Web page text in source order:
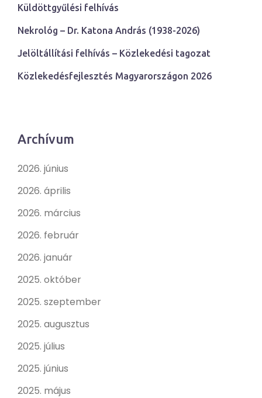
Küldöttgyűlési felhívás
Nekrológ – Dr. Katona András (1938-2026)
Jelöltállítási felhívás – Közlekedési tagozat
Közlekedésfejlesztés Magyarországon 2026
Archívum
2026. június
2026. április
2026. március
2026. február
2026. január
2025. október
2025. szeptember
2025. augusztus
2025. július
2025. június
2025. május